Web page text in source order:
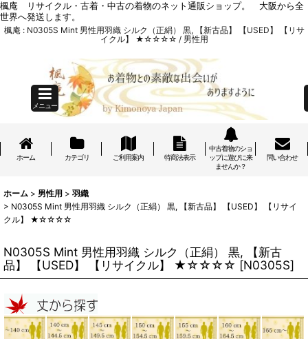
楓庵 リサイクル・古着・中古の着物のネット通販ショップ。 大阪から全
世界へ発送します。
楓庵 : N0305S Mint 男性用羽織 シルク（正絹） 黒, 【新古品】 【USED】 【リサ
イクル】 ★☆☆☆☆ / 男性用
メニュー
ホーム カテゴリ ご利用案内 特商法表示
中古着物のショ
ップに遊びに来
ませんか？
問い合わせ
ホーム > 男性用 > 羽織
> N0305S Mint 男性用羽織 シルク（正絹） 黒, 【新古品】 【USED】 【リサイ
クル】 ★☆☆☆☆
N0305S Mint 男性用羽織 シルク（正絹） 黒, 【新古
品】 【USED】 【リサイクル】 ★☆☆☆☆ [N0305S]